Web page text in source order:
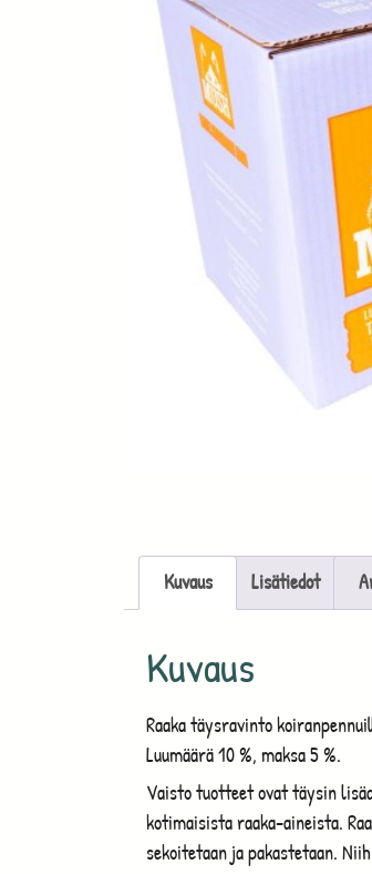
Kuvaus Lisätiedot
Kuvaus
Raaka täysravinto
Luumäärä 10 %, maksa 5 %.
Vaisto tuotteet ovat täysin
kotimaisista raaka-aineista.
sekoitetaan ja pakastetaan.